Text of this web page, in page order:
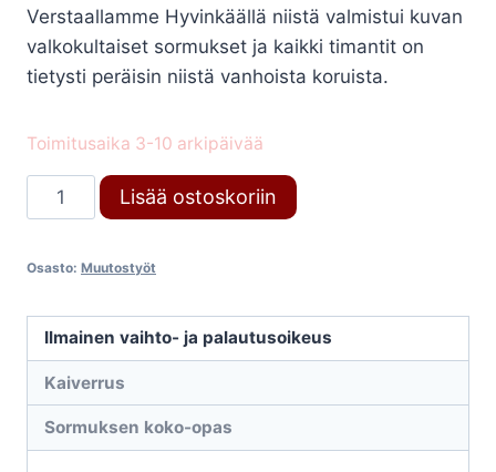
Verstaallamme Hyvinkäällä niistä valmistui kuvan
valkokultaiset sormukset ja kaikki timantit on
tietysti peräisin niistä vanhoista koruista.
Toimitusaika 3-10 arkipäivää
Muutostyöt
määrä
Lisää ostoskoriin
Osasto: Muutostyöt
Ilmainen vaihto- ja palautusoikeus
Kaiverrus
Sormuksen koko-opas